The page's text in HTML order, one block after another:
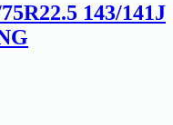
143/141J